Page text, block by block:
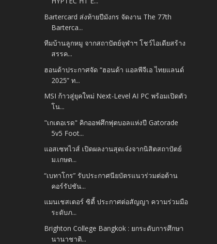
Bartercard ส่งท้ายปีมังกร จัดงาน The 77th
Barterca...
ทีมบ้านลูกหมู จากสถาปัตย์จุฬาฯ โชว์ไอเดียสร้าง
สรรค...
ฮอนด้าประกาศจัด “ฮอนด้า แอลพีจีเอ ไทยแลนด์
2025” ท...
MSI ก้าวสู่ยุคใหม่ Next-Level AI PC พร้อมเปิดตัว
โน...
"เกเตอเรด" คิกออฟศึกฟุตบอลแห่งปี Gatorade
5v5 Foot...
แอสเซทไวส์ เปิดผลงานสุดเจ๋งจากนิสิตสถาปัตย์
ม.เกษต...
“เบทาโกร” รับประกาศนียบัตรแนวร่วมต่อต้าน
คอร์รัปชัน...
แมนเชสเตอร์ ซิตี้ ประกาศต่อสัญญา ความร่วมมือ
ระดับภ...
Brighton College Bangkok : ยกระดับการศึกษา
นานาชาติ...